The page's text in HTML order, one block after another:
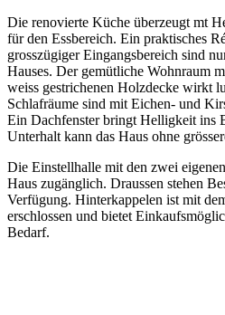
Die renovierte Küche überzeugt mt
für den Essbereich. Ein praktisches
grosszügiger Eingangsbereich sind
Hauses. Der gemütliche Wohnraum
weiss gestrichenen Holzdecke wirkt
Schlafräume sind mit Eichen- und
Ein Dachfenster bringt Helligkeit ins
Unterhalt kann das Haus ohne
Die Einstellhalle mit den zwei
Haus zugänglich. Draussen stehen
Verfügung. Hinterkappelen ist mit
erschlossen und bietet
Bedarf.